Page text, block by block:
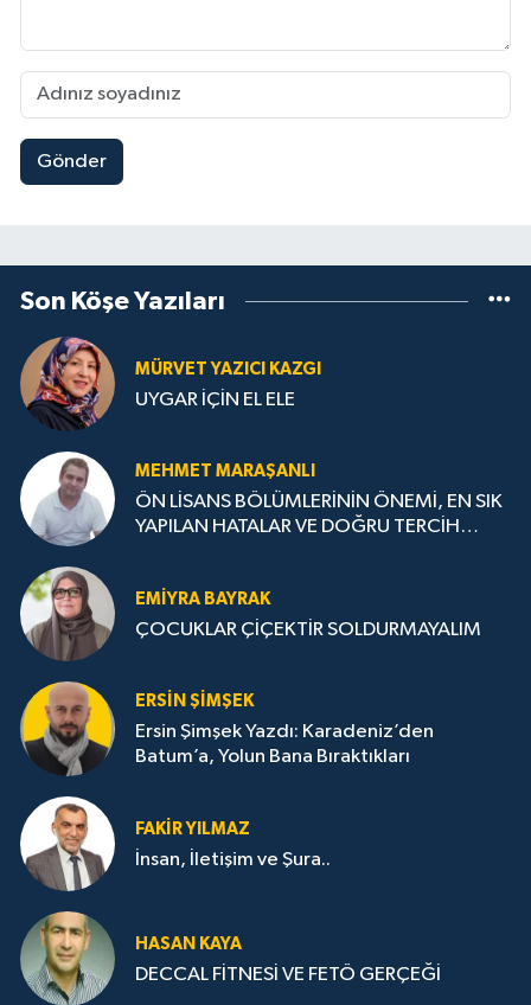
Gönder
Son Köşe Yazıları
MÜRVET YAZICI KAZGI
UYGAR İÇİN EL ELE
MEHMET MARAŞANLI
ÖN LİSANS BÖLÜMLERİNİN ÖNEMİ, EN SIK
YAPILAN HATALAR VE DOĞRU TERCİH
EMIYRA BAYRAK
ÇOCUKLAR ÇİÇEKTİR SOLDURMAYALIM
ERSIN ŞIMŞEK
Ersin Şimşek Yazdı: Karadeniz’den
Batum’a, Yolun Bana Bıraktıkları
FAKIR YILMAZ
İnsan, İletişim ve Şura..
HASAN KAYA
DECCAL FİTNESİ VE FETÖ GERÇEĞİ